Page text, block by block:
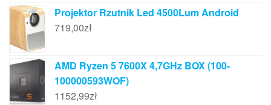
Projektor Rzutnik Led 4500Lum Android
719,00zł
AMD Ryzen 5 7600X 4,7GHz BOX (100-
100000593WOF)
1152,99zł